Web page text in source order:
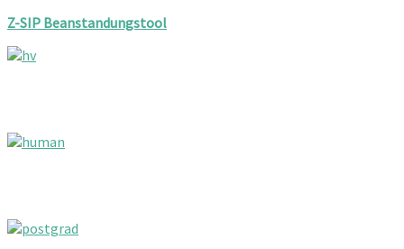
Z-SIP Beanstandungstool